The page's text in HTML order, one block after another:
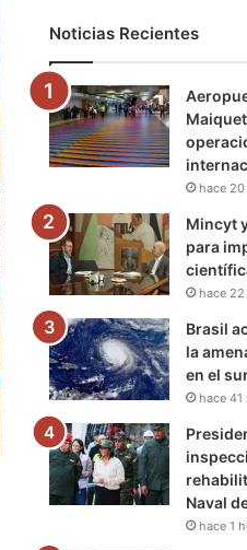
o
k
r
e
Noticias Recientes
hace
Mincyt
para
hace
Brasil
la
en el
hace
Naval
hace 1